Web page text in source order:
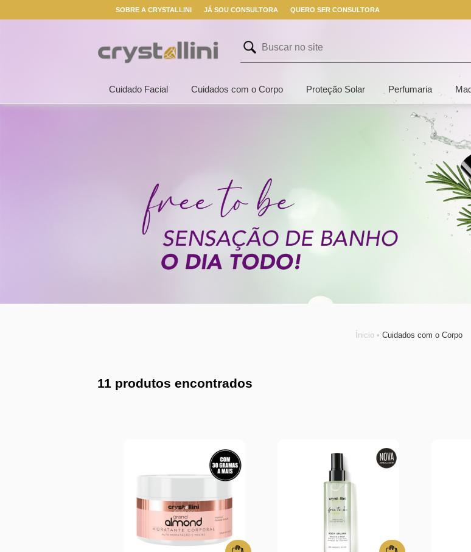
SOBRE A CRYSTALLINI JÁ SOU CONSULTORA QUERO SER CONSULTORA
Cuidado Facial Cuidados com o Corpo Proteção Solar Perfumaria
Ínicio • Cuidados com o Corpo
11 produtos encontrados